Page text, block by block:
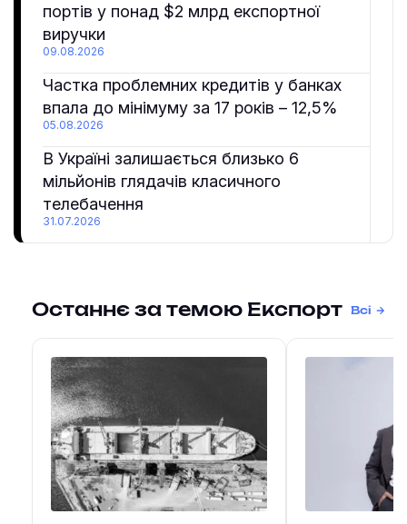
портів у понад $2 млрд експортної
виручки
09.08.2026
Частка проблемних кредитів у банках
впала до мінімуму за 17 років – 12,5%
05.08.2026
В Україні залишається близько 6
мільйонів глядачів класичного
телебачення
31.07.2026
Останнє за темою Експорт Всі